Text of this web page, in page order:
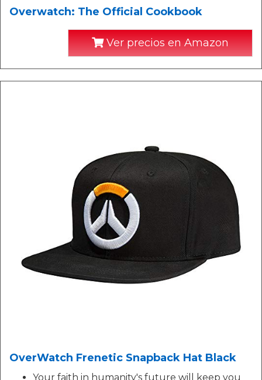
Overwatch: The Official Cookbook
Ver precios en Amazon
OverWatch Frenetic Snapback Hat Black
Your faith in humanity's future will keep you